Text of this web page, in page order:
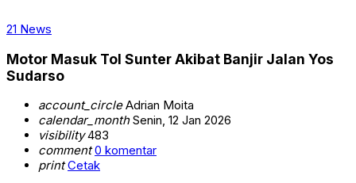
21 News
Motor Masuk Tol Sunter Akibat Banjir Jalan Yos
Sudarso
account_circleAdrian Moita
calendar_monthSenin, 12 Jan 2026
visibility483
comment 0 komentar
print Cetak